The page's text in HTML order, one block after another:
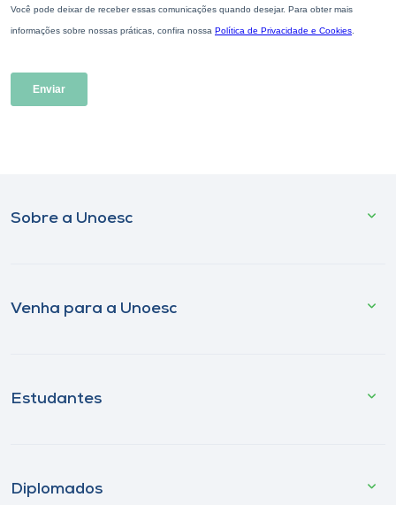
Sobre a Unoesc
Venha para a Unoesc
Estudantes
Diplomados